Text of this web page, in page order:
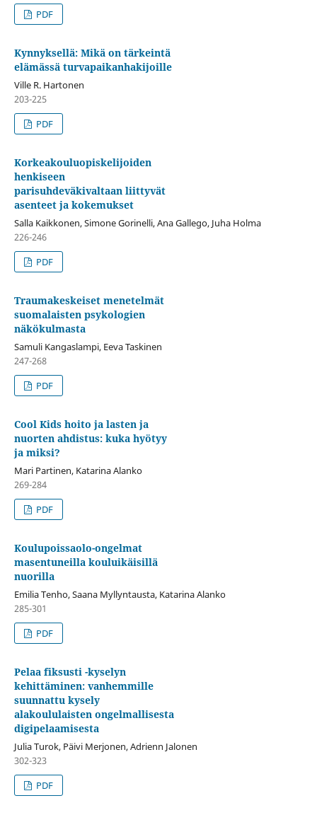
PDF
Kynnyksellä: Mikä on tärkeintä
elämässä turvapaikanhakijoille
Ville R. Hartonen
203-225
PDF
Korkeakouluopiskelijoiden
henkiseen
parisuhdeväkivaltaan liittyvät
asenteet ja kokemukset
Salla Kaikkonen, Simone Gorinelli, Ana Gallego, Juha Holma
226-246
PDF
Traumakeskeiset menetelmät
suomalaisten psykologien
näkökulmasta
Samuli Kangaslampi, Eeva Taskinen
247-268
PDF
Cool Kids hoito ja lasten ja
nuorten ahdistus: kuka hyötyy
ja miksi?
Mari Partinen, Katarina Alanko
269-284
PDF
Koulupoissaolo-ongelmat
masentuneilla kouluikäisillä
nuorilla
Emilia Tenho, Saana Myllyntausta, Katarina Alanko
285-301
PDF
Pelaa fiksusti -kyselyn
kehittäminen: vanhemmille
suunnattu kysely
alakoululaisten ongelmallisesta
digipelaamisesta
Julia Turok, Päivi Merjonen, Adrienn Jalonen
302-323
PDF